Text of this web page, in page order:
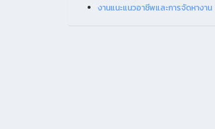
งานแนะแนวอาชีพและการจัดหางาน